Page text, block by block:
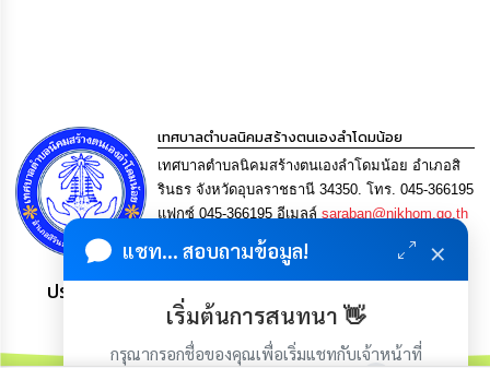
แชท... สอบถามข้อมูล! ×
เริ่มต้นการสนทนา 👋
กรุณากรอกชื่อของคุณเพื่อเริ่มแชทกับเจ้าหน้าที่
เทศบาลตำบลนิคมสร้างตนเองลำโดมน้อย
เทศบาลตำบลนิคมสร้างตนเองลำโดมน้อย อำเภอสิ
รินธร จังหวัดอุบลราชธานี 34350. โทร. 045-366195
แฟกซ์ 045-366195 อีเมลล์ saraban@nikhom.go.th
ประชาชน มีภูมิคุ้มกัน พึ่งพาตนเอง พอเพียง เป็นสุข